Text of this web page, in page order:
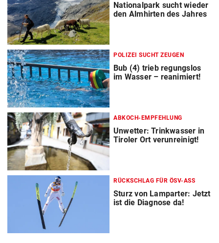
Nationalpark sucht wieder
den Almhirten des Jahres
POLIZEI SUCHT ZEUGEN
Bub (4) trieb regungslos
im Wasser – reanimiert!
ABKOCH-EMPFEHLUNG
Unwetter: Trinkwasser in
Tiroler Ort verunreinigt!
RÜCKSCHLAG FÜR ÖSV-ASS
Sturz von Lamparter: Jetzt
ist die Diagnose da!